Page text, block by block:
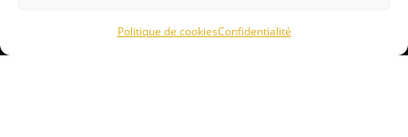
Politique de cookiesConfidentialité